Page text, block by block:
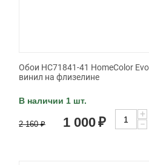
Обои HC71841-41 HomeColor
винил на флизелине
В наличии 1 шт.
2 160 ₽ 1 000₽
+
−